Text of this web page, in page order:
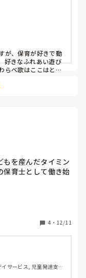
ます🥺
が、保育が好きで動
好きなふれあい遊び
らべ歌はここはとう
を産んだタイミン
保育士として働き始
しか働く場所がな
います。
てください。
4 ・ 12/11
サービス, 児童発達支援